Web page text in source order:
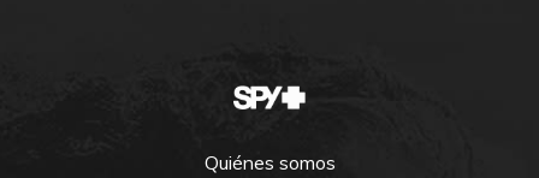
Quiénes somos